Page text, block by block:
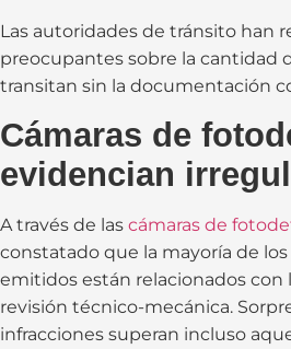
Las autoridades de tránsito han
preocupantes sobre la cantidad
transitan sin la documentación
Cámaras de
evidencian
A través de las cámaras de
constatado que la mayoría de
emitidos están relacionados con
revisión técnico-mecánica.
infracciones superan incluso